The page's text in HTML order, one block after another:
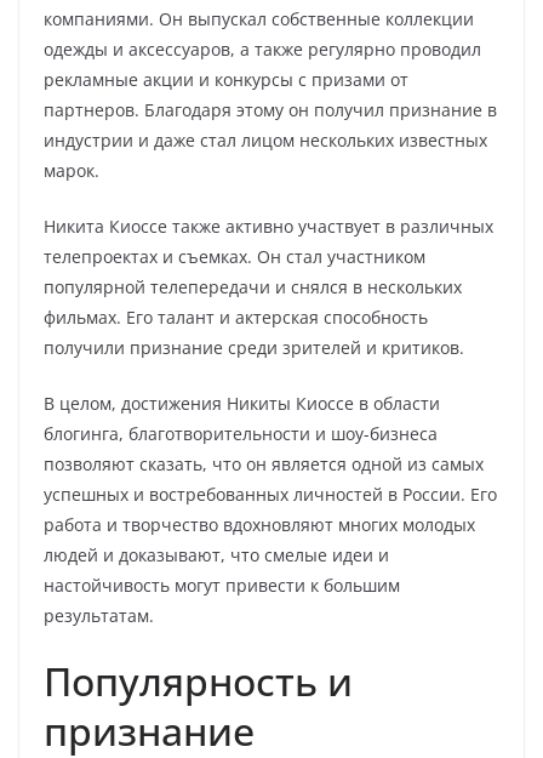
компаниями. Он выпускал собственные коллекции
одежды и аксессуаров, а также регулярно проводил
рекламные акции и конкурсы с призами от
партнеров. Благодаря этому он получил признание в
индустрии и даже стал лицом нескольких известных
марок.
Никита Киоссе также активно участвует в различных
телепроектах и съемках. Он стал участником
популярной телепередачи и снялся в нескольких
фильмах. Его талант и актерская способность
получили признание среди зрителей и критиков.
В целом, достижения Никиты Киоссе в области
блогинга, благотворительности и шоу-бизнеса
позволяют сказать, что он является одной из самых
успешных и востребованных личностей в России. Его
работа и творчество вдохновляют многих молодых
людей и доказывают, что смелые идеи и
настойчивость могут привести к большим
результатам.
Популярность и
признание